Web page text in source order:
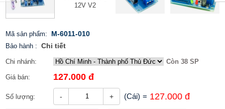
Mã sản phẩm: M-6011-010
Bảo hành : Chi tiết
Chi nhánh: Còn 38 SP
Giá bán: 127.000 đ
Số lượng: - + (Cái) = 127.000 đ